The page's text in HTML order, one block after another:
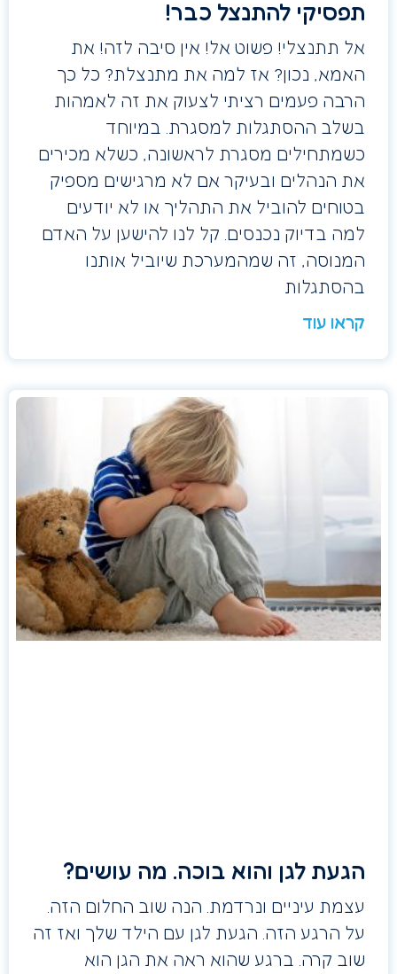
תפסיקי להתנצל כבר!
אל תתנצלי! פשוט אל! אין סיבה לזה! את
האמא, נכון? אז למה את מתנצלת? כל כך
הרבה פעמים רציתי לצעוק את זה לאמהות
בשלב ההסתגלות למסגרת. במיוחד
כשמתחילים מסגרת לראשונה, כשלא מכירים
את הנהלים ובעיקר אם לא מרגישים מספיק
בטוחים להוביל את התהליך או לא יודעים
למה בדיוק נכנסים. קל לנו להישען על האדם
המנוסה, זה שמהמערכת שיוביל אותנו
בהסתגלות
קראו עוד
הגעת לגן והוא בוכה. מה עושים?
עצמת עיניים ונרדמת. הנה שוב החלום הזה.
על הרגע הזה. הגעת לגן עם הילד שלך ואז זה
שוב קרה. ברגע שהוא ראה את הגן הוא